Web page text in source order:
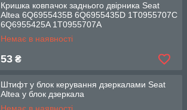
Кришка ковпачок заднього двірника Seat
Altea 6Q6955435B 6Q6955435D 1T0955707C
6Q6955425A 1T0955707A
Немає в наявності
53 ₴
Штифт у блок керування дзеркалами Seat
Altea у блок дзеркала